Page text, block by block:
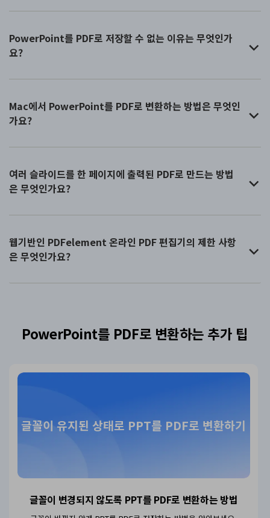
PowerPoint를 PDF로 저장할 수 없는 이유는 무엇인가
요?
Mac에서 PowerPoint를 PDF로 변환하는 방법은 무엇인
가요?
여러 슬라이드를 한 페이지에 출력된 PDF로 만드는 방법
은 무엇인가요?
웹기반인 PDFelement 온라인 PDF 편집기의 제한 사항
은 무엇인가요?
PowerPoint를 PDF로 변환하는 추가 팁
글꼴이 유지된 상태로 PPT를 PDF로 변환하기
글꼴이 변경되지 않도록 PPT를 PDF로 변환하는 방법